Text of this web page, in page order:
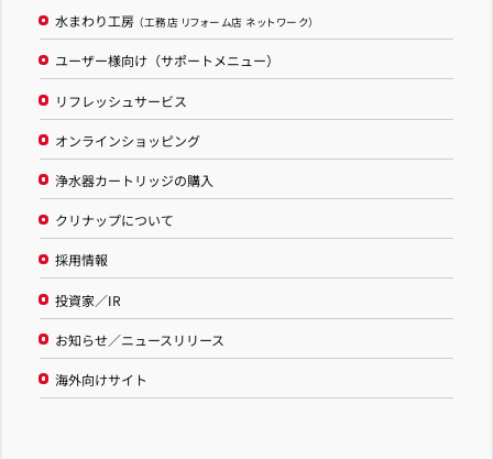
水まわり工房 （工務店 リフォーム店 ネットワーク）
ユーザー様向け（サポートメニュー）
リフレッシュサービス
オンラインショッピング
浄水器カートリッジの購入
クリナップについて
採用情報
投資家／IR
お知らせ／ニュースリリース
海外向けサイト